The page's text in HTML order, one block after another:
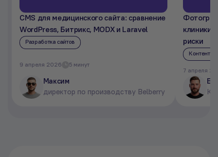
CMS для медицинского сайта: сравнение
WordPress, Битрикс, MODX и Laravel
Разработка сайтов
9 апреля 2026 5 минут
Максим
директор по производству Belberry
клиники:
риски
Контент
7 апреля